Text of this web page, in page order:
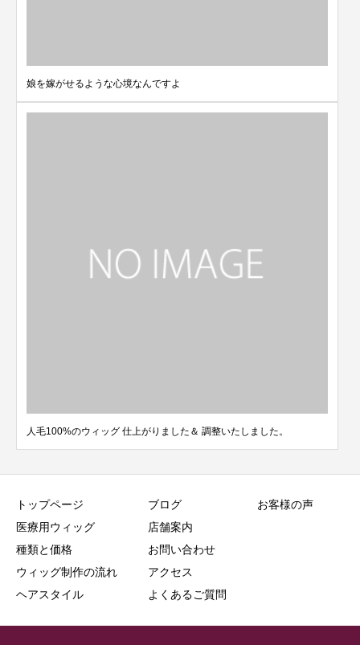
娘を嫁がせるような心境なんですよ
人毛100%のウィッグ 仕上がりました＆ 調整いたしました。
トップページ
医療用ウィッグ
種類と価格
ウィッグ制作の流れ
ヘアスタイル
ブログ
店舗案内
お問い合わせ
アクセス
よくあるご質問
お客様の声